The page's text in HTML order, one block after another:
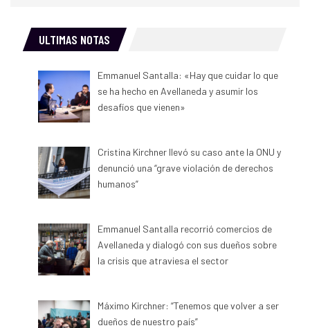
ULTIMAS NOTAS
Emmanuel Santalla: «Hay que cuidar lo que
se ha hecho en Avellaneda y asumir los
desafíos que vienen»
Cristina Kirchner llevó su caso ante la ONU y
denunció una “grave violación de derechos
humanos”
Emmanuel Santalla recorrió comercios de
Avellaneda y dialogó con sus dueños sobre
la crisis que atraviesa el sector
Máximo Kirchner: “Tenemos que volver a ser
dueños de nuestro país”